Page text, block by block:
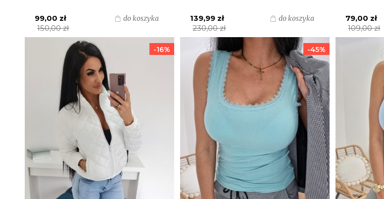
99,00 zł
150,00 zł
do koszyka
139,99 zł
230,00 zł
do koszyka
79,00 zł
109,00 zł
-16% -45%